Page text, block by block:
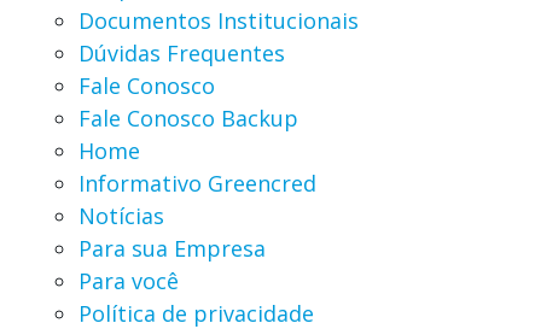
Documentos Institucionais
Dúvidas Frequentes
Fale Conosco
Fale Conosco Backup
Home
Informativo Greencred
Notícias
Para sua Empresa
Para você
Política de privacidade